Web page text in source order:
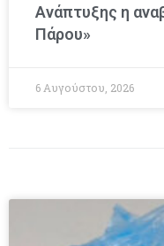
Ανάπτυξης η
Πάρου»
6 Αυγούστου, 2026